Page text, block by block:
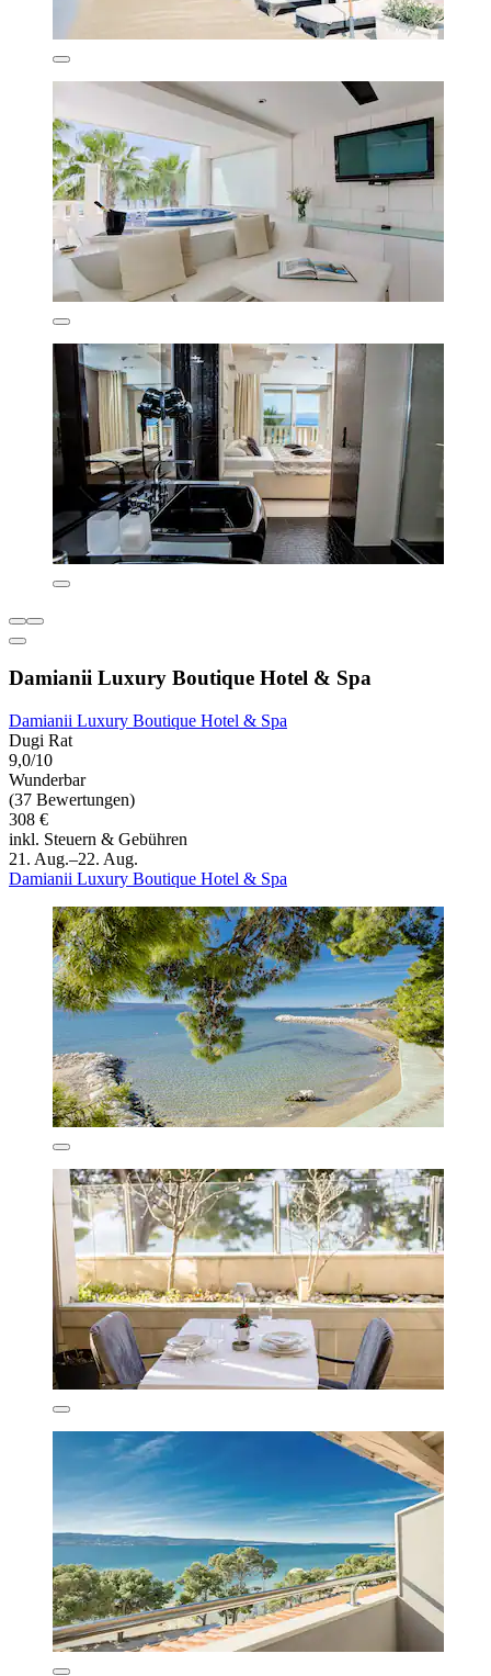
Damianii Luxury Boutique Hotel & Spa
Damianii Luxury Boutique Hotel & Spa
Dugi Rat
9,0/10
Wunderbar
(37 Bewertungen)
308 €
inkl. Steuern & Gebühren
21. Aug.–22. Aug.
Damianii Luxury Boutique Hotel & Spa